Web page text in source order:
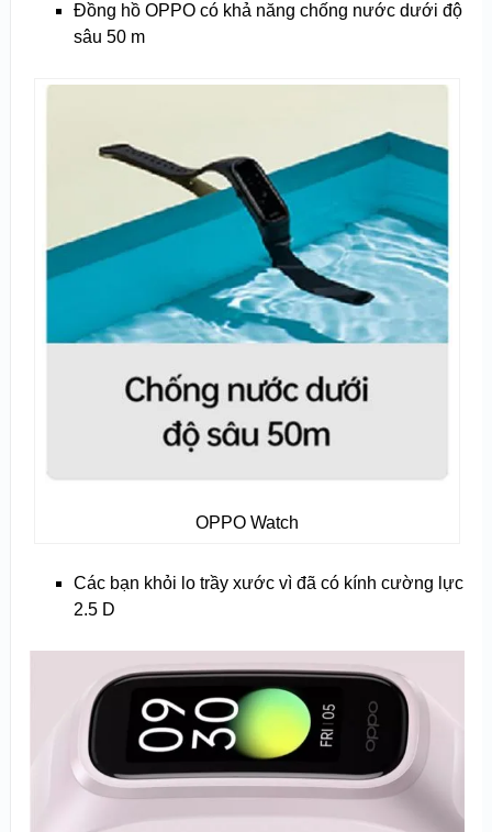
Đồng hồ OPPO có khả năng chống nước dưới độ
sâu 50 m
OPPO Watch
Các bạn khỏi lo trầy xước vì đã có kính cường lực
2.5 D